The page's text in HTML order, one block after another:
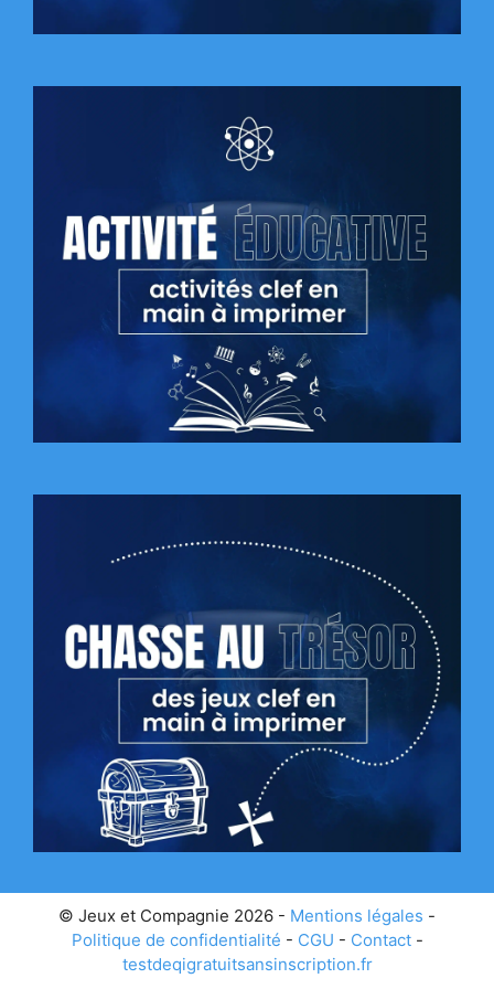
© Jeux et Compagnie 2026 - Mentions légales -
Politique de confidentialité - CGU - Contact-
testdeqigratuitsansinscription.fr